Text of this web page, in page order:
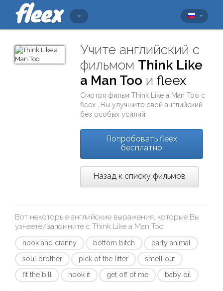
Учите английский с
фильмом Think Like
a Man Too иfleex
Смотря фильмThink Like a Man Too с
fleex
, Вы улучшите свой английский
без особых усилий.
Попробовать fleex
бесплатно
Назад к списку фильмов
Вот некоторые английские выражения, которые Вы
узнаете/запомните с Think Like a Man Too:
nook and cranny bottom bitch
party animal
soul brother
pick of the litter
smell out
fit the bill
hook it get off of me baby oil